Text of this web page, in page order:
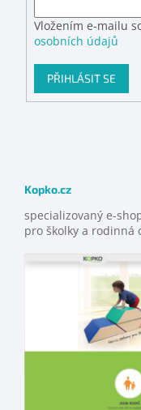
Vložením e-mailu
osobních údajů
PŘIHLÁSIT SE
Kopko.cz
specializovaný e-
pro školky a rodinná